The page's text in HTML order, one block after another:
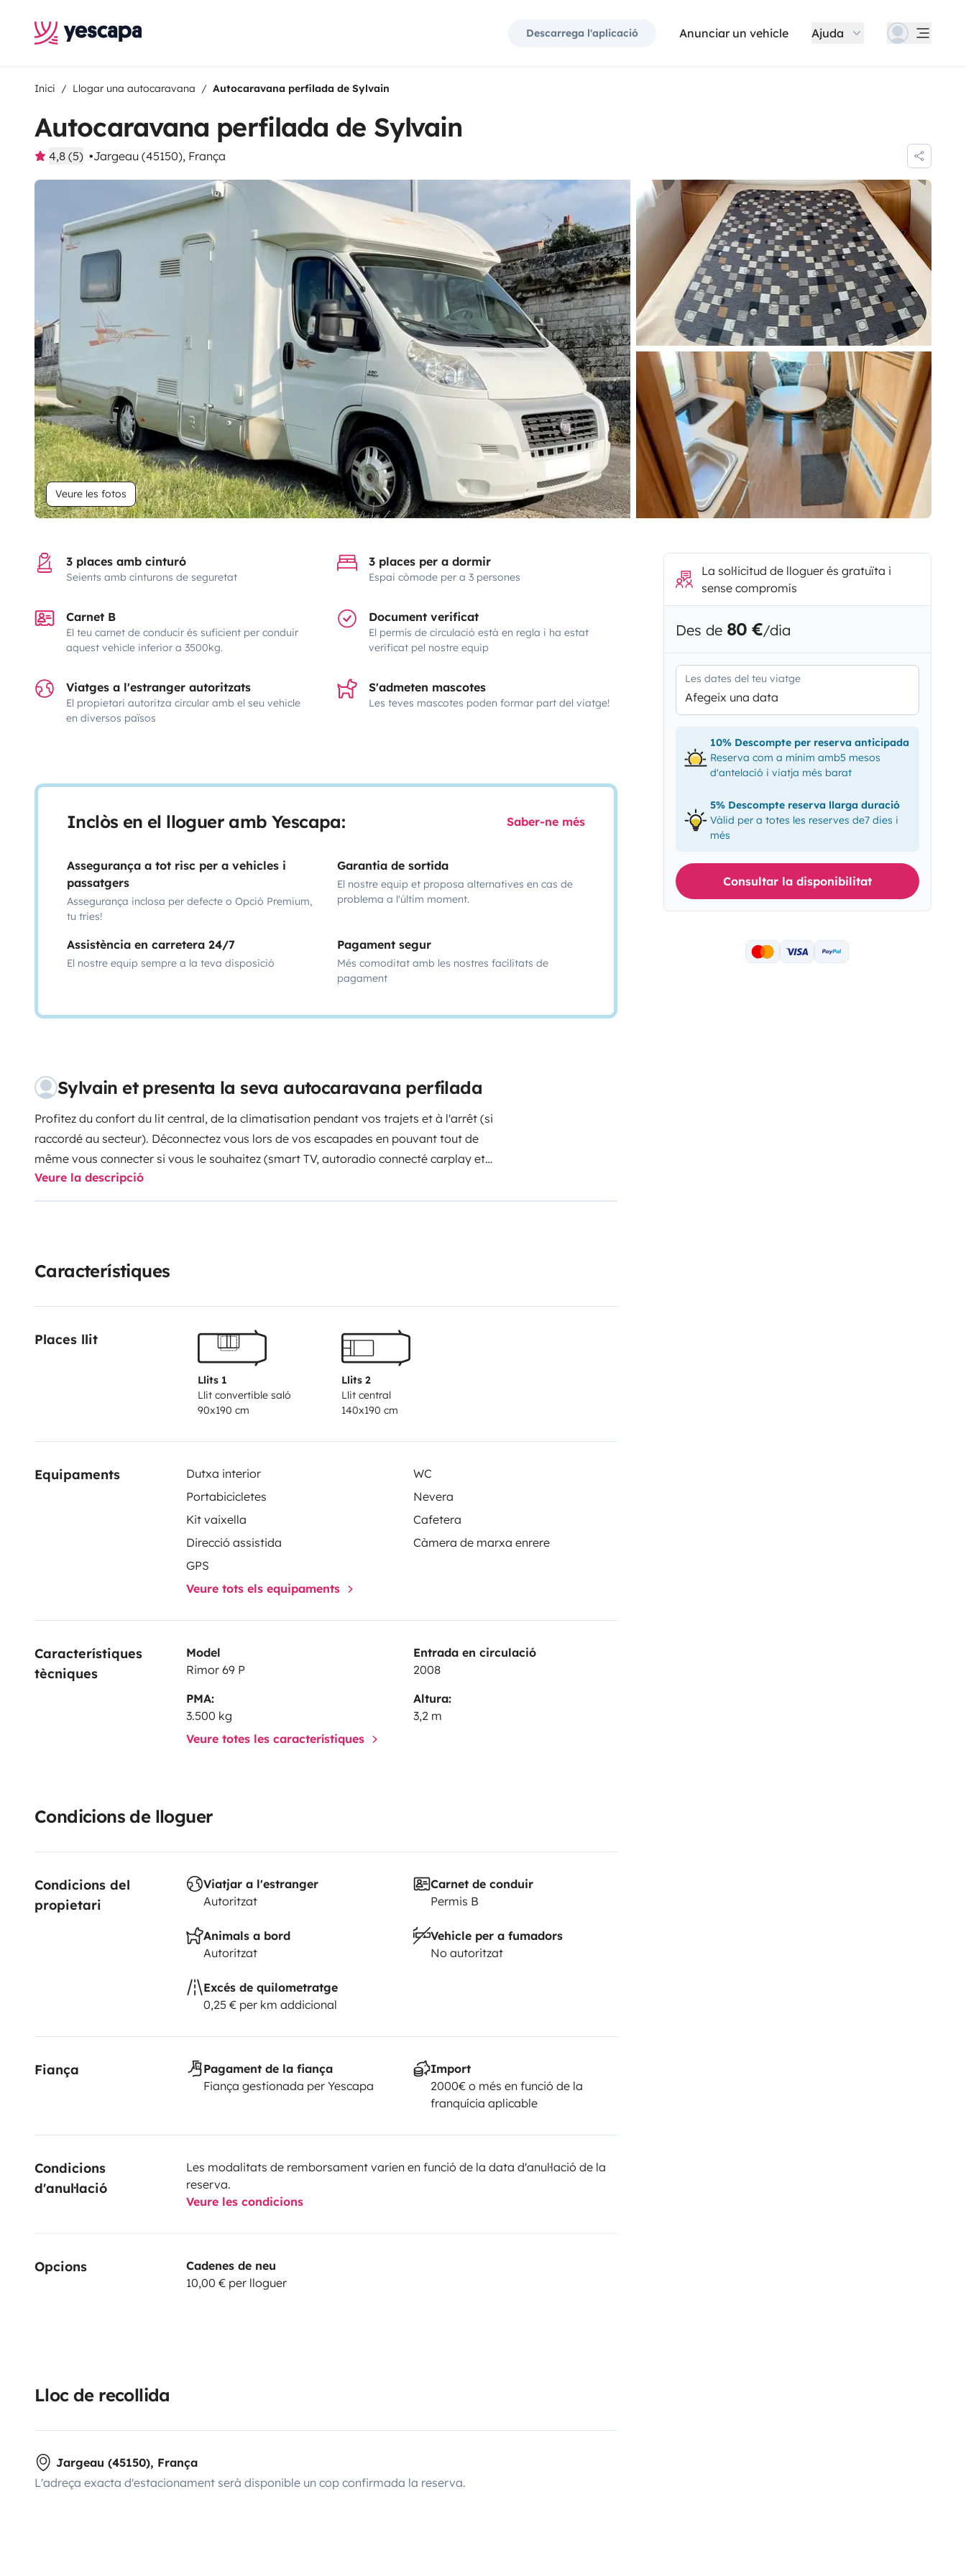
Descarrega l'aplicació Anunciar un vehicle Ajuda
Inici Llogar una autocaravana Autocaravana perfilada de Sylvain
Autocaravana perfilada de Sylvain
4,8 (5) Jargeau (45150), França
Veure les fotos
3 places amb cinturó
Seients amb cinturons de seguretat
3 places per a dormir
Espai còmode per a 3 persones
Carnet B
El teu carnet de conducir és suficient per conduir
aquest vehicle inferior a 3500kg.
Document verificat
El permís de circulació està en regla i ha estat
verificat pel nostre equip
Viatges a l'estranger autoritzats
El propietari autoritza circular amb el seu vehicle
en diversos països
S'admeten mascotes
Les teves mascotes poden formar part del viatge!
Inclòs en el lloguer amb Yescapa: Saber-ne més
Assegurança a tot risc per a vehicles i
passatgers
Assegurança inclosa per defecte o Opció Premium,
tu tries!
Garantia de sortida
El nostre equip et proposa alternatives en cas de
problema a l'últim moment.
Assistència en carretera 24/7
El nostre equip sempre a la teva disposició
Pagament segur
Més comoditat amb les nostres facilitats de
pagament
Sylvain et presenta la seva autocaravana perfilada
Profitez du confort du lit central, de la climatisation pendant vos trajets et à l'arrêt (si
raccordé au secteur). Déconnectez vous lors de vos escapades en pouvant tout de
même vous connecter si vous le souhaitez (smart TV, autoradio connecté carplay et
android) Véhicule désinfecté entre chaque utilisation.
Veure la descripció
Característiques
Places llit
Llits 1
Llit convertible saló
90x190 cm
Llits 2
Llit central
140x190 cm
Equipaments Dutxa interior
WC
Portabicicletes
Nevera
Kit vaixella
Cafetera
Direcció assistida
Càmera de marxa enrere
GPS
Veure tots els equipaments
Característiques
tècniques
Model
Rimor 69 P
Entrada en circulació
2008
PMA:
3.500 kg
Altura:
3,2 m
Veure totes les característiques
Condicions de lloguer
Condicions del
propietari
Viatjar a l'estranger
Autoritzat
Carnet de conduir
Permis B
Animals a bord
Autoritzat
Vehicle per a fumadors
No autoritzat
Excés de quilometratge
0,25 € per km addicional
Fiança
Pagament de la fiança
Fiança gestionada per Yescapa
Import
2000€ o més en funció de la
franquícia aplicable
Condicions
d'anul·lació
Les modalitats de remborsament varien en funció de la data d'anul·lació de la
reserva.
Veure les condicions
Opcions
Cadenes de neu
10,00 € per lloguer
Lloc de recollida
Jargeau (45150), França
L'adreça exacta d'estacionament serà disponible un cop confirmada la reserva.
La sol·licitud de lloguer és gratuïta i
sense compromís
Des de 80 €/dia
Les dates del teu viatge
Afegeix una data
10% Descompte per reserva anticipada
Reserva com a mínim amb5 mesos
d'antelació i viatja més barat
5% Descompte reserva llarga duració
Vàlid per a totes les reserves de7 dies i
més
Consultar la disponibilitat